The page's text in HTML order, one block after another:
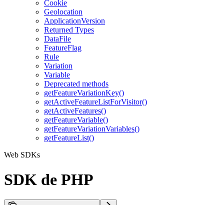
Cookie
Geolocation
ApplicationVersion
Returned Types
DataFile
FeatureFlag
Rule
Variation
Variable
Deprecated methods
getFeatureVariationKey()
getActiveFeatureListForVisitor()
getActiveFeatures()
getFeatureVariable()
getFeatureVariationVariables()
getFeatureList()
Web SDKs
SDK de PHP